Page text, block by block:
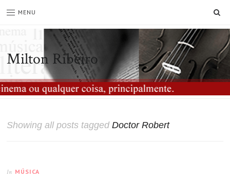
MENU
Milton Ribeiro
Showing all posts taggedDoctor Robert
In MÚSICA